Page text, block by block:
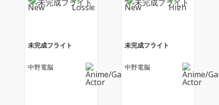
未完成フライト
中野電脳
未完成フライト
中野電脳